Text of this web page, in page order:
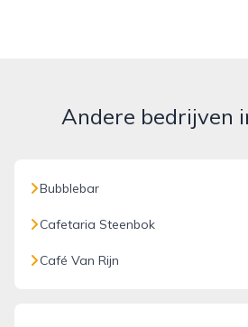
Andere bedrijven
Bubblebar
Cafetaria Steenbok
Café Van Rijn